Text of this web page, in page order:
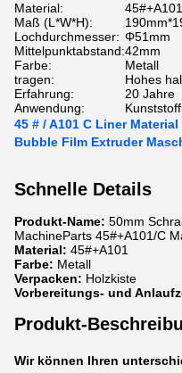
Material:
45#+A101
Maß (L*W*H):
Lochdurchmesser: Φ51mm
Mittelpunktabstand:42mm
Farbe:
Metall
tragen:
Hohes
Erfahrung:
20 Jahre
Anwendung:
45 # / A101 C Liner
Bubble Film Extruder
Schnelle Details
Produkt-Name: 50mm
MachineParts 45#+A101/C
Material: 45#+A101
Farbe: Metall
Verpacken: Holzkiste
Vorbereitungs- und
Produkt-
Wir können Ihren